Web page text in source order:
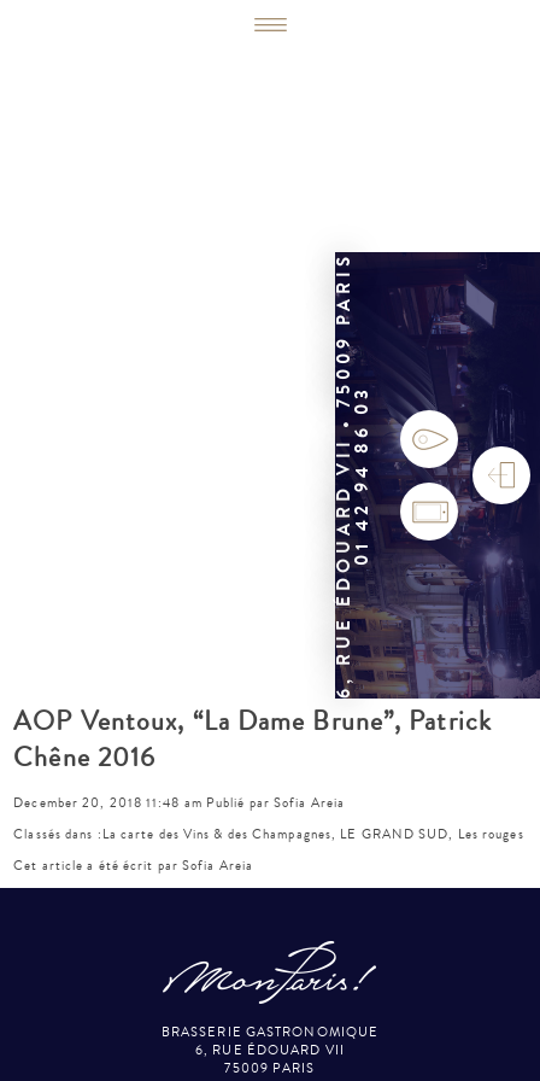
6, RUE ÉDOUARD VII • 75009 PARIS01 42 94 86 03
AOP Ventoux, “La Dame Brune”, Patrick
Chêne 2016
December 20, 2018 11:48 am Publié parSofia Areia
Classés dans : La carte des Vins & des Champagnes, LE GRAND SUD, Les rouges
Cet article a été écrit par Sofia Areia
BRASSERIE GASTRONOMIQUE
6, RUE ÉDOUARD VII
75009 PARIS